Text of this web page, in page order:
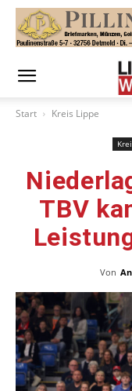
Start Kreis Lippe
TBV
Von